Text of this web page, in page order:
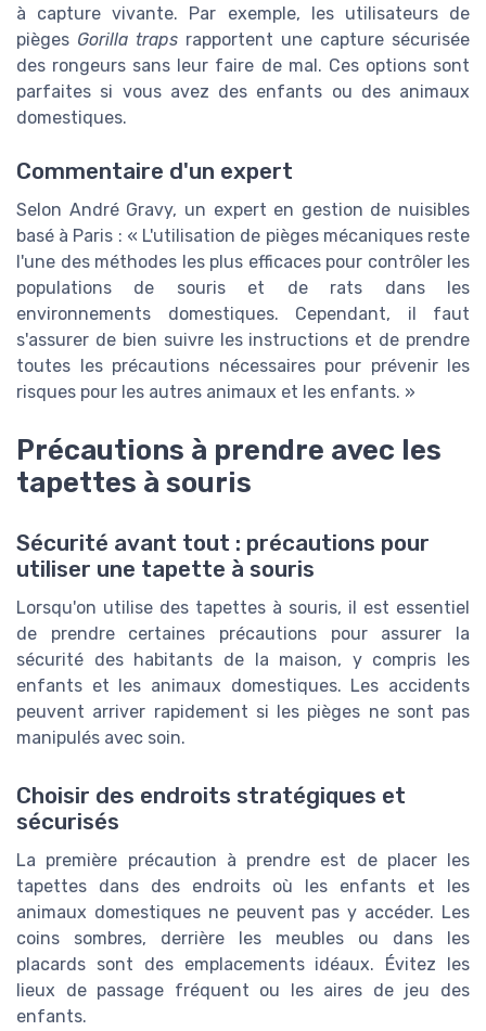
à capture vivante. Par exemple, les utilisateurs de
pièges Gorilla traps rapportent une capture sécurisée
des rongeurs sans leur faire de mal. Ces options sont
parfaites si vous avez des enfants ou des animaux
domestiques.
Commentaire d'un expert
Selon André Gravy, un expert en gestion de nuisibles
basé à Paris : « L'utilisation de pièges mécaniques reste
l'une des méthodes les plus efficaces pour contrôler les
populations de souris et de rats dans les
environnements domestiques. Cependant, il faut
s'assurer de bien suivre les instructions et de prendre
toutes les précautions nécessaires pour prévenir les
risques pour les autres animaux et les enfants. »
Précautions à prendre avec les
tapettes à souris
Sécurité avant tout : précautions pour
utiliser une tapette à souris
Lorsqu'on utilise des tapettes à souris, il est essentiel
de prendre certaines précautions pour assurer la
sécurité des habitants de la maison, y compris les
enfants et les animaux domestiques. Les accidents
peuvent arriver rapidement si les pièges ne sont pas
manipulés avec soin.
Choisir des endroits stratégiques et
sécurisés
La première précaution à prendre est de placer les
tapettes dans des endroits où les enfants et les
animaux domestiques ne peuvent pas y accéder. Les
coins sombres, derrière les meubles ou dans les
placards sont des emplacements idéaux. Évitez les
lieux de passage fréquent ou les aires de jeu des
enfants.